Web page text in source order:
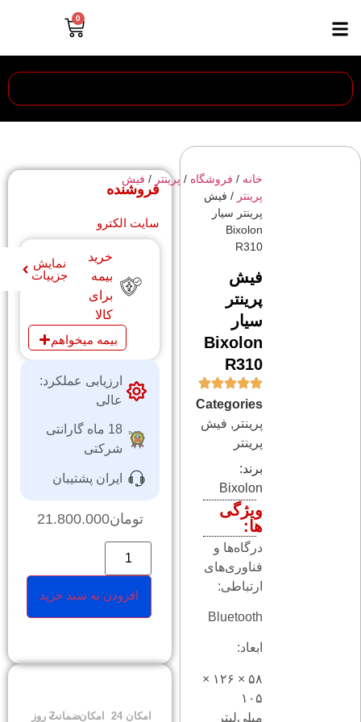
0
فروشنده
سایت الکترو
خرید
بیمه
برای
کالا
نمایش
جزییات
بیمه میخواهم
ارزیابی عملکرد:
عالی
18 ماه گارانتی
شرکتی
ایران پشتیبان
تومان21.800.000
افزودن به سبد خرید
امکان 24 امکانضمانت 7 روز
خانه / فروشگاه / پرینتر / فیش
پرینتر / فیش
پرینتر سیار
Bixolon
R310
فیش
پرینتر
سیار
Bixolon
R310
Categories
پرینتر , فیش
پرینتر
برند:
Bixolon
ویژگی
ها:
درگاه‌ها و
فناوری‌های
ارتباطی:
Bluetooth
ابعاد:
۵۸ × ۱۲۶ ×
۱۰۵
میلی‌لیتر